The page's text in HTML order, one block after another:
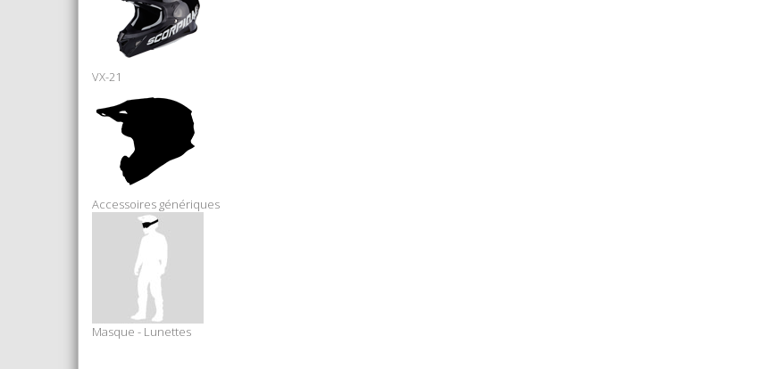
VX-21
Accessoires génériques
Masque - Lunettes